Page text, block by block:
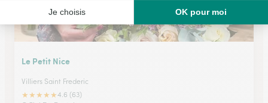
Le Petit Nice
Villiers Saint Frederic
★★★★★4.6 (63)